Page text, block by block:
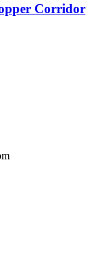
Corridor